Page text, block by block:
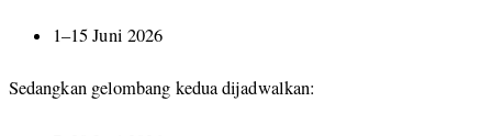
1–15 Juni 2026
Sedangkan gelombang kedua dijadwalkan: